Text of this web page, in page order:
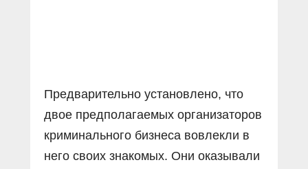
Предварительно установлено, что
двое предполагаемых организаторов
криминального бизнеса вовлекли в
него своих знакомых. Они оказывали